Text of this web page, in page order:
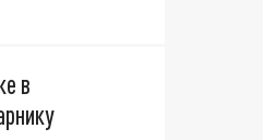
в